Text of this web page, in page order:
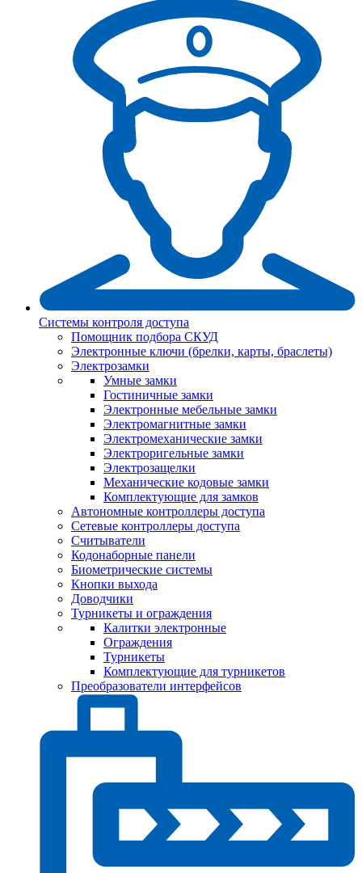
Системы контроля доступа
Помощник подбора СКУД
Электронные ключи (брелки, карты, браслеты)
Электрозамки
Умные замки
Гостиничные замки
Электронные мебельные замки
Электромагнитные замки
Электромеханические замки
Электроригельные замки
Электрозащелки
Механические кодовые замки
Комплектующие для замков
Автономные контроллеры доступа
Сетевые контроллеры доступа
Считыватели
Кодонаборные панели
Биометрические системы
Кнопки выхода
Доводчики
Турникеты и ограждения
Калитки электронные
Ограждения
Турникеты
Комплектующие для турникетов
Преобразователи интерфейсов